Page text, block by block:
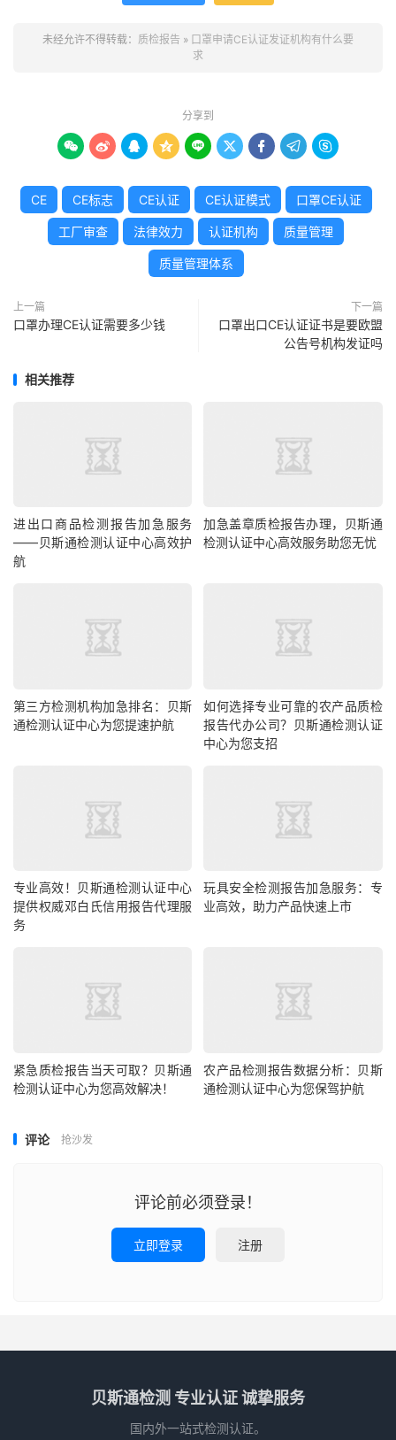
未经允许不得转载： 质检报告 » 口罩申请CE认证发证机构有什么要
求
分享到
        
CE CE标志 CE认证 CE认证模式 口罩CE认证
工厂审查 法律效力 认证机构 质量管理
质量管理体系
上一篇
口罩办理CE认证需要多少钱
下一篇
口罩出口CE认证证书是要欧盟
公告号机构发证吗
相关推荐
进出口商品检测报告加急服务
——贝斯通检测认证中心高效护
航
加急盖章质检报告办理，贝斯通
检测认证中心高效服务助您无忧
第三方检测机构加急排名：贝斯
通检测认证中心为您提速护航
如何选择专业可靠的农产品质检
报告代办公司？贝斯通检测认证
中心为您支招
专业高效！贝斯通检测认证中心
提供权威邓白氏信用报告代理服
务
玩具安全检测报告加急服务：专
业高效，助力产品快速上市
紧急质检报告当天可取？贝斯通
检测认证中心为您高效解决！
农产品检测报告数据分析：贝斯
通检测认证中心为您保驾护航
评论 抢沙发
评论前必须登录！
立即登录 注册
贝斯通检测 专业认证 诚挚服务
国内外一站式检测认证。